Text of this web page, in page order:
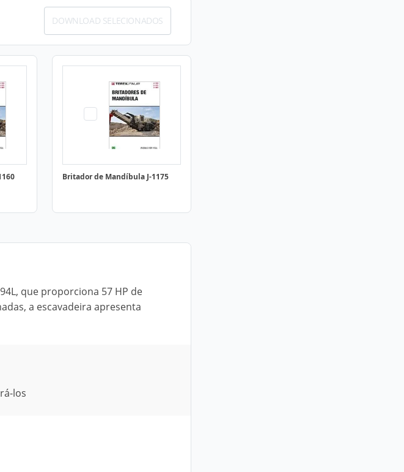
DOWNLOAD SELECIONADOS
Britador de Mandíbula J-1175
que proporciona 57 HP de
a escavadeira apresenta
los